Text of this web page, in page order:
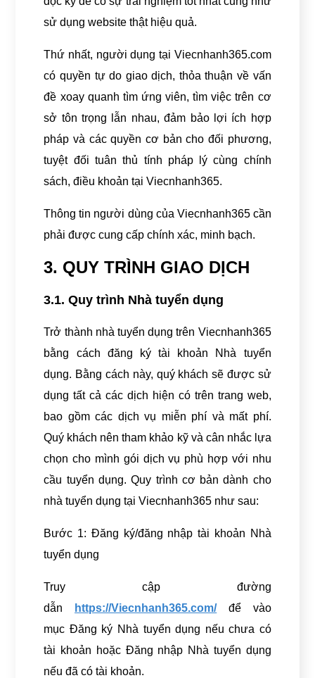
sử dụng website thật hiệu quả.
Thứ nhất, người dụng tại Viecnhanh365.com
có quyền tự do giao dịch, thỏa thuận về vấn
đề xoay quanh tìm ứng viên, tìm việc trên cơ
sở tôn trọng lẫn nhau, đảm bảo lợi ích hợp
pháp và các quyền cơ bản cho đối phương,
tuyệt đối tuân thủ tính pháp lý cùng chính
sách, điều khoản tại Viecnhanh365.
Thông tin người dùng của Viecnhanh365 cần
phải được cung cấp chính xác, minh bạch.
3. QUY TRÌNH GIAO DỊCH
3.1. Quy trình Nhà tuyển dụng
Trở thành nhà tuyển dụng trên Viecnhanh365
bằng cách đăng ký tài khoản Nhà tuyển
dụng. Bằng cách này, quý khách sẽ được sử
dụng tất cả các dịch hiện có trên trang web,
bao gồm các dịch vụ miễn phí và mất phí.
Quý khách nên tham khảo kỹ và cân nhắc lựa
chọn cho mình gói dịch vụ phù hợp với nhu
cầu tuyển dụng. Quy trình cơ bản dành cho
nhà tuyển dụng tại Viecnhanh365 như sau:
Bước 1: Đăng ký/đăng nhập tài khoản Nhà
tuyển dụng
Truy cập đường
dẫn
https://Viecnhanh365.com/để vào
mục Đăng ký Nhà tuyển dụng nếu chưa có
tài khoản hoặc Đăng nhập Nhà tuyển dụng
nếu đã có tài khoản.